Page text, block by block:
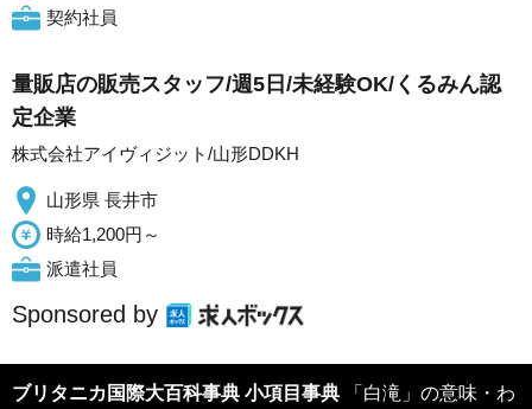
契約社員
量販店の販売スタッフ/週5日/未経験OK/くるみん認
定企業
株式会社アイヴィジット/山形DDKH
山形県 長井市
時給1,200円～
派遣社員
Sponsored by
ブリタニカ国際大百科事典 小項目事典